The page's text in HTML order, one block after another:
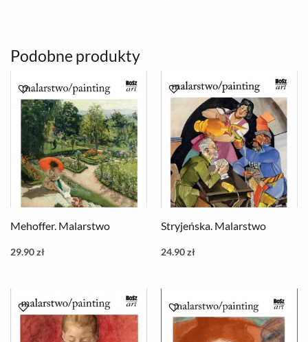
Podobne produkty
Mehoffer. Malarstwo
29.90zł
Stryjeńska. Malarstwo
24.90zł